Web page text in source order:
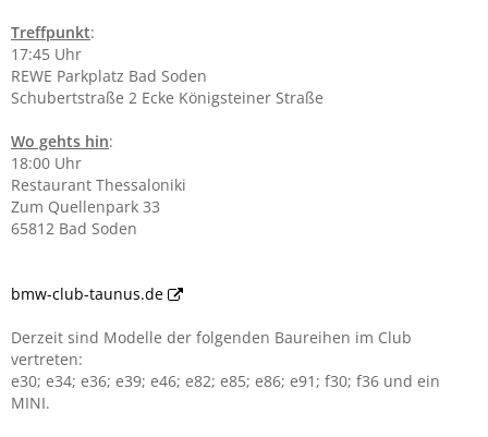
Treffpunkt:
17:45 Uhr
REWE Parkplatz Bad Soden
Schubertstraße 2 Ecke Königsteiner Straße
Wo gehts hin:
18:00 Uhr
Restaurant Thessaloniki
Zum Quellenpark 33
65812 Bad Soden
bmw-club-taunus.de
Derzeit sind Modelle der folgenden Baureihen im Club
vertreten:
e30; e34; e36; e39; e46; e82; e85; e86; e91; f30; f36 und ein
MINI.